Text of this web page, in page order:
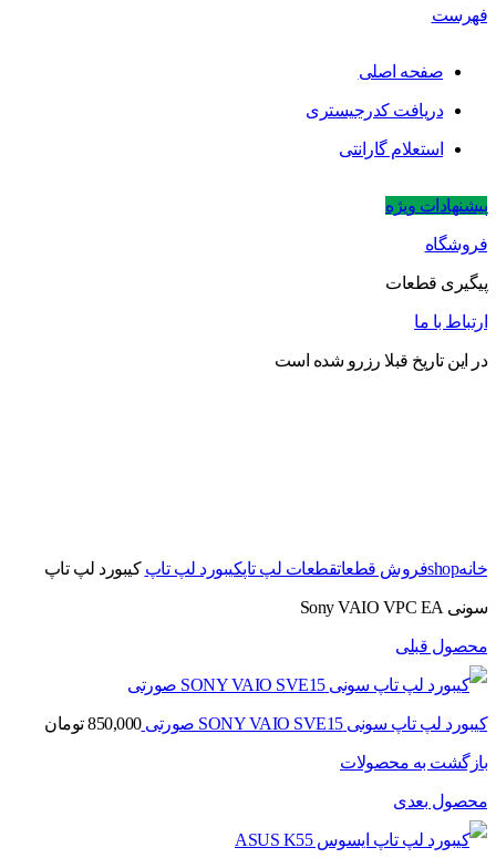
فهرست
صفحه اصلی
دریافت کدرجیستری
استعلام گارانتی
پیشنهادات ویژه
فروشگاه
پیگیری قطعات
ارتباط با ما
در این تاریخ قبلا رزرو شده است
خانهshopفروش قطعاتقطعات لپ تاپکیبورد لپ تاپ کیبورد لپ تاپ
سونی Sony VAIO VPC EA
محصول قبلی
کیبورد لپ تاپ سونی SONY VAIO SVE15 صورتی 850,000 تومان
بازگشت به محصولات
محصول بعدی